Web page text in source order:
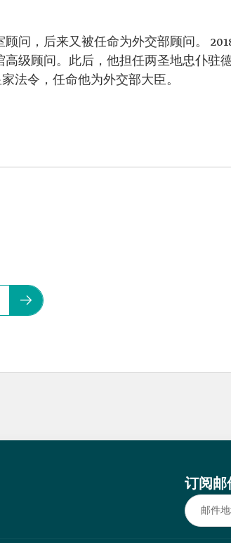
顾问，后来又被任命为外交部顾问。
高级顾问。此后，他担任两圣地忠仆驻
法令，任命他为外交部大臣。
订阅邮